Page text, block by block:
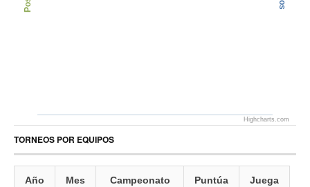
Highcharts.com
TORNEOS POR EQUIPOS
Año Mes Campeonato Puntúa Juega